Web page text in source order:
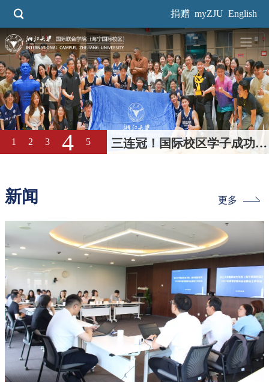
到
主
要
内
捐赠 myZJU English
梦想校园 伟大教育｜国际校
区2026年校园开放日回顾
1 2 3 4 5
新闻 更多